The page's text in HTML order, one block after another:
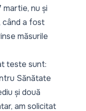
nu și
când a fost
măsurile
teste sunt:
Sănătate
și două
am solicitat